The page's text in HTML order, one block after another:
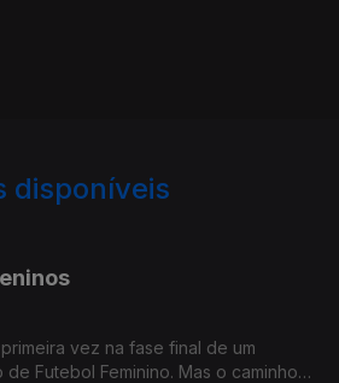
disponíveis
vez na fase final de um
Futebol Feminino. Mas o caminho